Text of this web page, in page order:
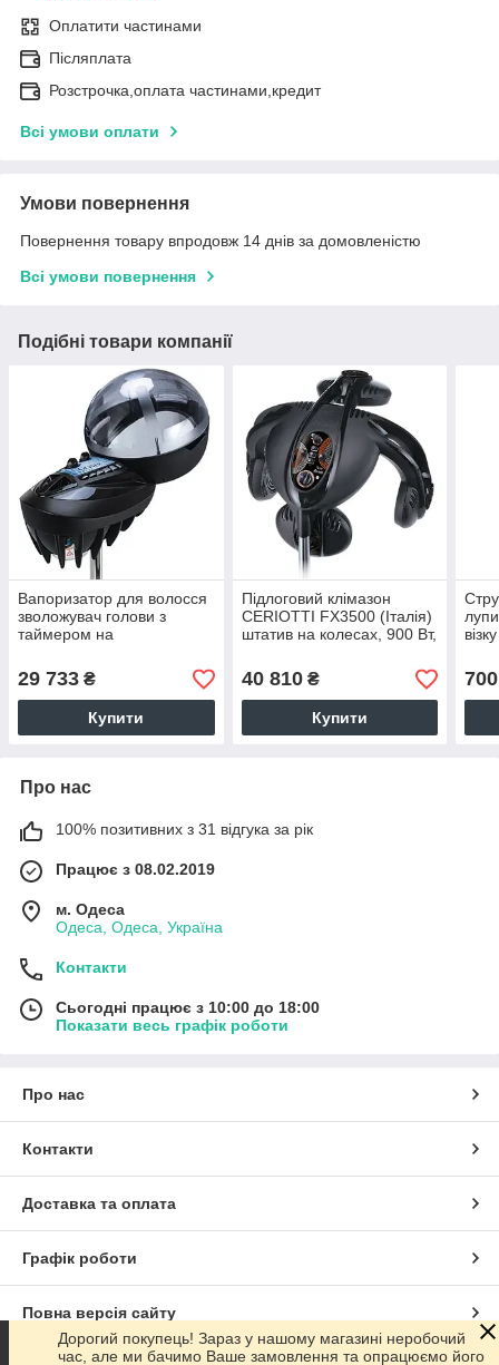
Оплатити частинами
Післяплата
Розстрочка,оплата частинами,кредит
Всі умови оплати
Умови повернення
Повернення товару впродовж 14 днів за домовленістю
Всі умови повернення
Подібні товари компанії
Вапоризатор для волосся
зволожувач голови з
таймером на
Geyser Electronic
CERIOTTI
29 733 ₴
Купити
Підлоговий клімазон
CERIOTTI FX3500 (Італія)
штатив на колесах, 900 Вт,
40 810₴
Купити
візку
700
Про нас
100% позитивних з 31 відгука за рік
Працює з 08.02.2019
м. Одеса
Одеса, Одеса, Україна
Контакти
Сьогодні працює з 10:00 до 18:00
Показати весь графік роботи
Про нас
Контакти
Доставка та оплата
Графік роботи
Повна версія сайту
Дорогий покупець! Зараз у нашому магазині неробочий
час, але ми бачимо Ваше замовлення та опрацюємо його